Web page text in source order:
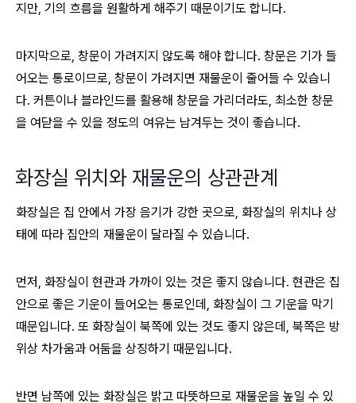
지만, 기의 흐름을 원활하게 해주기 때문이기도 합니다.
마지막으로, 창문이 가려지지 않도록 해야 합니다. 창문은 기가 들
어오는 통로이므로, 창문이 가려지면 재물운이 줄어들 수 있습니
다. 커튼이나 블라인드를 활용해 창문을 가리더라도, 최소한 창문
을 여닫을 수 있을 정도의 여유는 남겨두는 것이 좋습니다.
화장실 위치와 재물운의 상관관계
화장실은 집 안에서 가장 음기가 강한 곳으로, 화장실의 위치나 상
태에 따라 집안의 재물운이 달라질 수 있습니다.
먼저, 화장실이 현관과 가까이 있는 것은 좋지 않습니다. 현관은 집
안으로 좋은 기운이 들어오는 통로인데, 화장실이 그 기운을 막기
때문입니다. 또 화장실이 북쪽에 있는 것도 좋지 않은데, 북쪽은 방
위상 차가움과 어둠을 상징하기 때문입니다.
반면 남쪽에 있는 화장실은 밝고 따뜻하므로 재물운을 높일 수 있